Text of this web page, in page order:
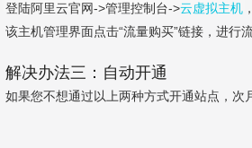
登陆阿里云官网->管理控制台->云虚拟主机
该主机管理界面点击“流量购买”链接，进行
解决办法三：自动开通
如果您不想通过以上两种方式开通站点，次